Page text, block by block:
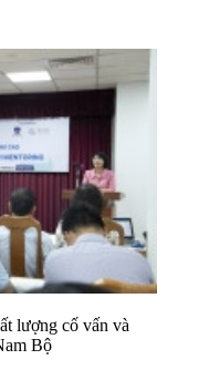
lượng cố vấn và
Bộ